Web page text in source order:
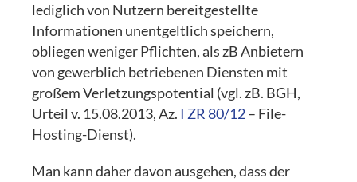
lediglich von Nutzern bereitgestellte
Informationen unentgeltlich speichern,
obliegen weniger Pflichten, als zB Anbietern
von gewerblich betriebenen Diensten mit
großem Verletzungspotential (vgl. zB. BGH,
Urteil v. 15.08.2013, Az. I ZR 80/12– File-
Hosting-Dienst).
Man kann daher davon ausgehen, dass der